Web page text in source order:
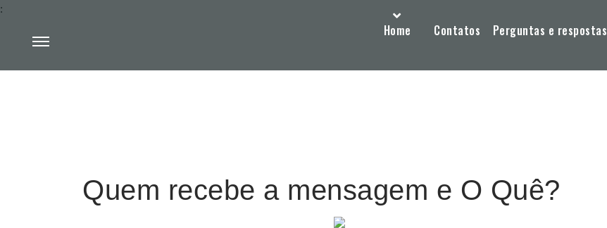
Home Contatos Perguntas e respostas
:
Quem recebe a mensagem e O Quê?